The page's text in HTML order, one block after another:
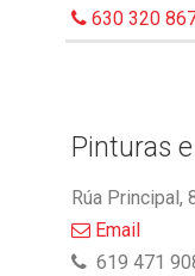
630 320
Pinturas
Rúa Principal,
Email
619 471